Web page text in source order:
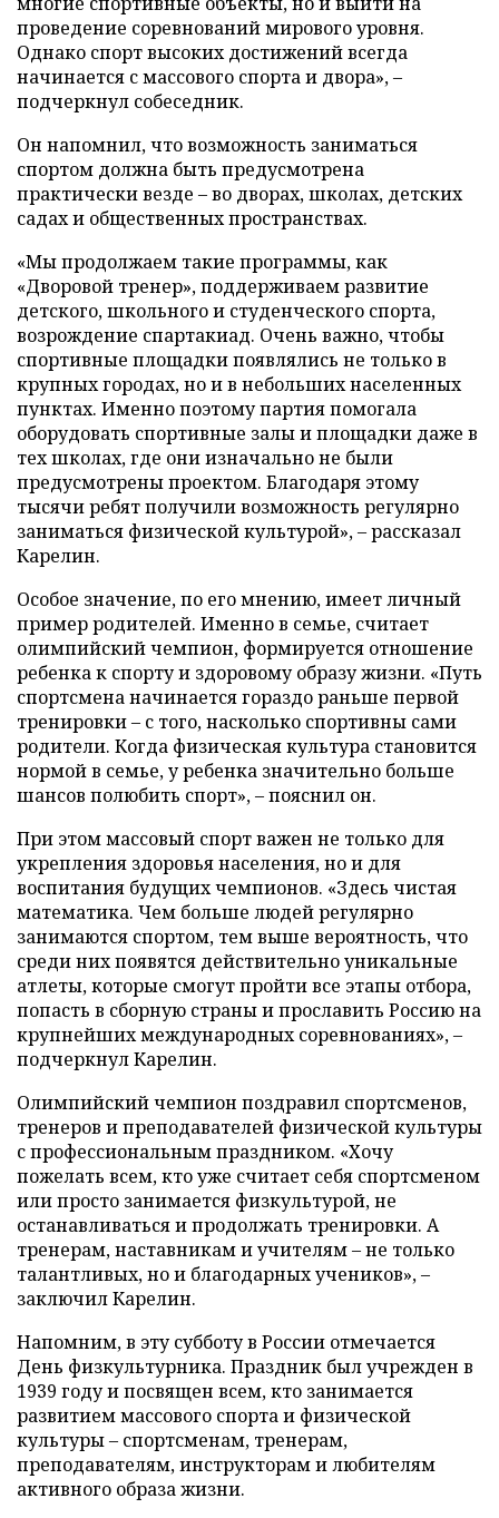
проведение соревнований мирового уровня.
Однако спорт высоких достижений всегда
начинается с массового спорта и двора», –
подчеркнул собеседник.
Он напомнил, что возможность заниматься
спортом должна быть предусмотрена
практически везде – во дворах, школах, детских
садах и общественных пространствах.
«Мы продолжаем такие программы, как
«Дворовой тренер», поддерживаем развитие
детского, школьного и студенческого спорта,
возрождение спартакиад. Очень важно, чтобы
спортивные площадки появлялись не только в
крупных городах, но и в небольших населенных
пунктах. Именно поэтому партия помогала
оборудовать спортивные залы и площадки даже в
тех школах, где они изначально не были
предусмотрены проектом. Благодаря этому
тысячи ребят получили возможность регулярно
заниматься физической культурой», – рассказал
Карелин.
Особое значение, по его мнению, имеет личный
пример родителей. Именно в семье, считает
олимпийский чемпион, формируется отношение
ребенка к спорту и здоровому образу жизни. «Путь
спортсмена начинается гораздо раньше первой
тренировки – с того, насколько спортивны сами
родители. Когда физическая культура становится
нормой в семье, у ребенка значительно больше
шансов полюбить спорт», – пояснил он.
При этом массовый спорт важен не только для
укрепления здоровья населения, но и для
воспитания будущих чемпионов. «Здесь чистая
математика. Чем больше людей регулярно
занимаются спортом, тем выше вероятность, что
среди них появятся действительно уникальные
атлеты, которые смогут пройти все этапы отбора,
попасть в сборную страны и прославить Россию на
крупнейших международных соревнованиях», –
подчеркнул Карелин.
Олимпийский чемпион поздравил спортсменов,
тренеров и преподавателей физической культуры
с профессиональным праздником. «Хочу
пожелать всем, кто уже считает себя спортсменом
или просто занимается физкультурой, не
останавливаться и продолжать тренировки. А
тренерам, наставникам и учителям – не только
талантливых, но и благодарных учеников», –
заключил Карелин.
Напомним, в эту субботу в России отмечается
День физкультурника. Праздник был учрежден в
1939 году и посвящен всем, кто занимается
развитием массового спорта и физической
культуры – спортсменам, тренерам,
преподавателям, инструкторам и любителям
активного образа жизни.